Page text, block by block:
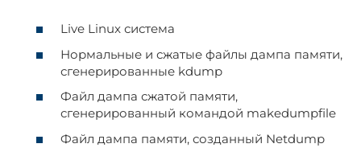
Live Linux система
Нормальные и сжатые файлы дампа памяти,
сгенерированные kdump
Файл дампа сжатой памяти,
сгенерированный командой makedumpfile
Файл дампа памяти, созданный Netdump